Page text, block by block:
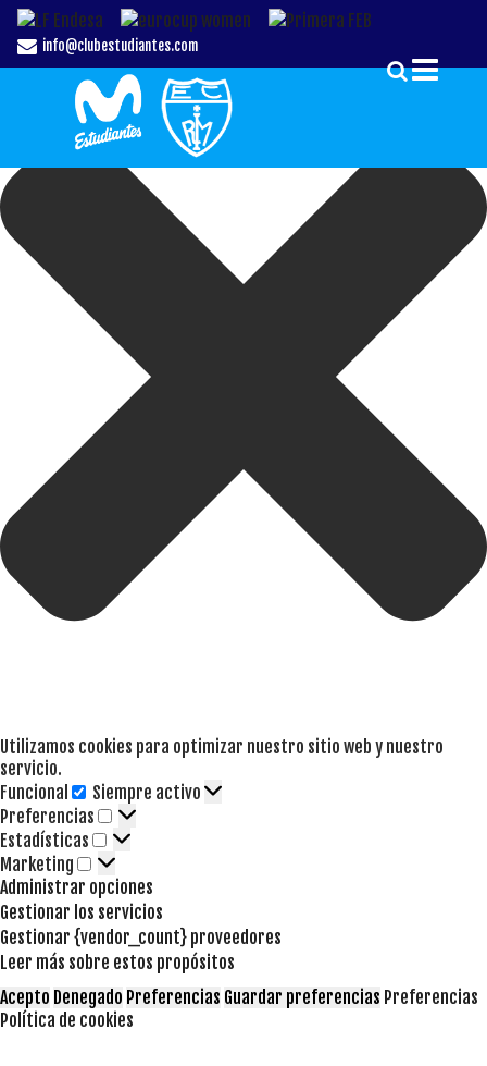
Gestionar el Consentimiento de las Cookies
Utilizamos cookies para optimizar nuestro sitio web y nuestro
servicio.
Funcional
Funcional
Siempre activo
Preferencias
Preferencias
Estadísticas Estadísticas
Marketing Marketing
Administrar opciones
Gestionar los servicios
Gestionar {vendor_count} proveedores
Leer más sobre estos propósitos
Acepto Denegado Preferencias Guardar preferencias Preferencias
Política de cookies
info@clubestudiantes.com